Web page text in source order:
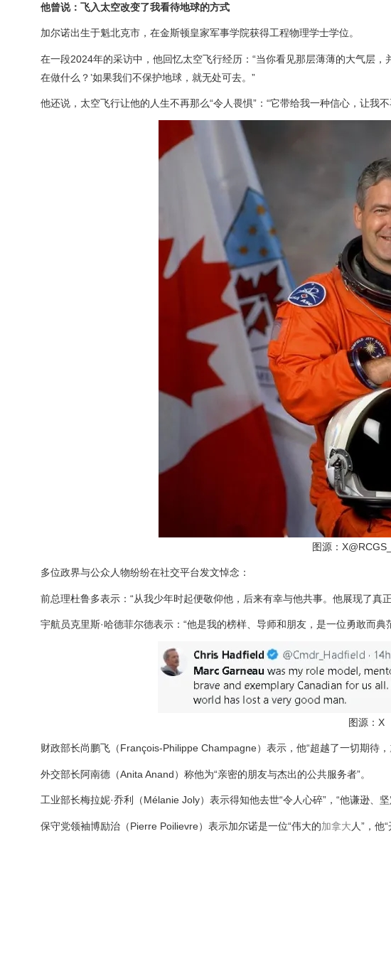
他曾说：飞入太空改变了我看待地球的方式
加尔诺出生于魁北克市，在金斯顿皇家军事学院获得工程物理学士学位。
在一段2024年的采访中，他回忆太空飞行经历：“当你看见那层薄薄的大气层
在做什么？’如果我们不保护地球，就无处可去。”
他还说，太空飞行让他的人生不再那么“令人畏惧”：“它带给我一种信心，让我
图源：X
多位政界与公众人物纷纷在社交平台发文悼念：
前总理杜鲁多表示：“从我少年时起便敬仰他，后来有幸与他共事。他展现了真
宇航员克里斯·哈德菲尔德表示：“他是我的榜样、导师和朋友，是一位勇敢而典
图源：X
财政部长尚鹏飞（François-Philippe Champagne）表示，他“超越了一切期待，
外交部长阿南德（Anita Anand）称他为“亲密的朋友与杰出的公共服务者”。
工业部长梅拉妮·乔利（Mélanie Joly）表示得知他去世“令人心碎”，“他谦逊、
保守党领袖博励治（Pierre Poilievre）表示加尔诺是一位“伟大的加拿大 人”，他